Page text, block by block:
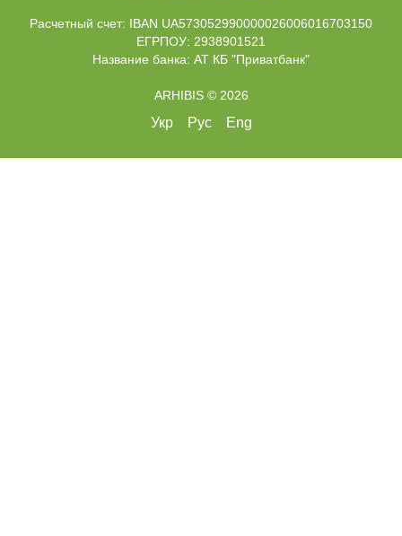
Расчетный счет: IBAN UA573052990000026006016703150
ЕГРПОУ: 2938901521
Название банка: АТ КБ "Приватбанк"
ARHIBIS © 2026
Укр Рус Eng